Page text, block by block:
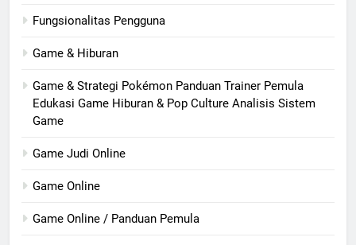
Fungsionalitas Pengguna
Game & Hiburan
Game & Strategi Pokémon Panduan Trainer Pemula
Edukasi Game Hiburan & Pop Culture Analisis Sistem
Game
Game Judi Online
Game Online
Game Online / Panduan Pemula